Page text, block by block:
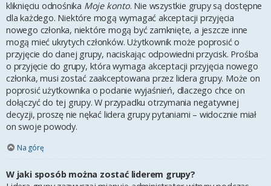
kliknięciu odnośnika Moje konto. Nie wszystkie grupy są dostępne
dla każdego. Niektóre mogą wymagać akceptacji przyjęcia
nowego członka, niektóre mogą być zamknięte, a jeszcze inne
mogą mieć ukrytych członków. Użytkownik może poprosić o
przyjęcie do danej grupy, naciskając odpowiedni przycisk. Prośba
o przyjęcie do grupy, która wymaga akceptacji przyjęcia nowego
członka, musi zostać zaakceptowana przez lidera grupy. Może on
poprosić użytkownika o podanie wyjaśnień, dlaczego chce on
dołączyć do tej grupy. W przypadku otrzymania negatywnej
decyzji, proszę nie nękać lidera grupy pytaniami – widocznie miał
on swoje powody.
Na górę
W jaki sposób można zostać liderem grupy?